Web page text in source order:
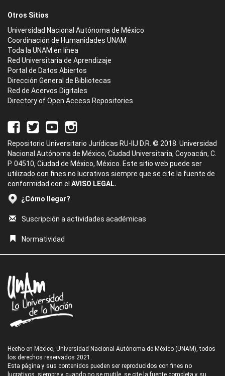
Otros Sitios
Universidad Nacional Autónoma de México
Coordinación de Humanidades UNAM
Toda la UNAM en línea
Red Universitaria de Aprendizaje
Portal de Datos Abiertos
Dirección General de Bibliotecas
Red de Acervos Digitales
Directory of Open Access Repositories
Repositorio Universitario Jurídicas RU-IIJ D.R. © 2018. Universidad
Nacional Autónoma de México, Ciudad Universitaria, Coyoacán, C.
P. 04510, Ciudad de México, México. Este sitio web puede ser
utilizado con fines no lucrativos siempre que se cite la fuente de
conformidad con el AVISO LEGAL.
¿Cómo llegar?
Suscripción a actividades académicas
Normatividad
Hecho en México, Universidad Nacional Autónoma de México (UNAM), todos
los derechos reservados 2021.
Esta página y sus contenidos pueden ser reproducidos con fines no